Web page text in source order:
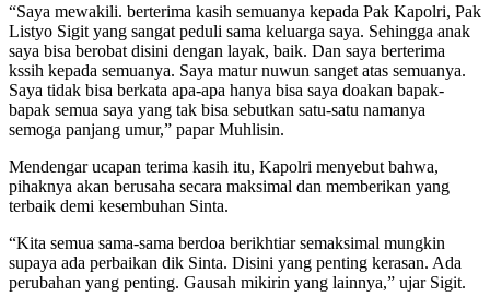
“Saya mewakili. berterima kasih semuanya kepada Pak Kapolri, Pak
Listyo Sigit yang sangat peduli sama keluarga saya. Sehingga anak
saya bisa berobat disini dengan layak, baik. Dan saya berterima
kssih kepada semuanya. Saya matur nuwun sanget atas semuanya.
Saya tidak bisa berkata apa-apa hanya bisa saya doakan bapak-
bapak semua saya yang tak bisa sebutkan satu-satu namanya
semoga panjang umur,” papar Muhlisin.
Mendengar ucapan terima kasih itu, Kapolri menyebut bahwa,
pihaknya akan berusaha secara maksimal dan memberikan yang
terbaik demi kesembuhan Sinta.
“Kita semua sama-sama berdoa berikhtiar semaksimal mungkin
supaya ada perbaikan dik Sinta. Disini yang penting kerasan. Ada
perubahan yang penting. Gausah mikirin yang lainnya,” ujar Sigit.